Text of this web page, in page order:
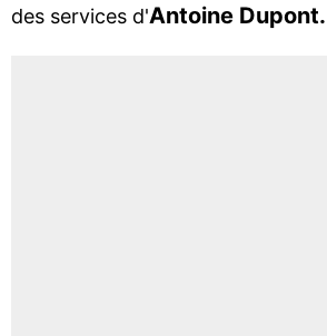
des services d'Antoine Dupont.